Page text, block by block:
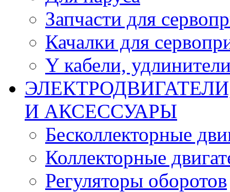
Запчасти для
Качалки для
Y кабели,
И АКСЕССУАРЫ
Бесколлекторные
Коллекторные
Регуляторы оборотов